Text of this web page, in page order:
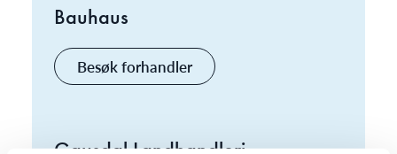
Bauhaus
Besøk forhandler